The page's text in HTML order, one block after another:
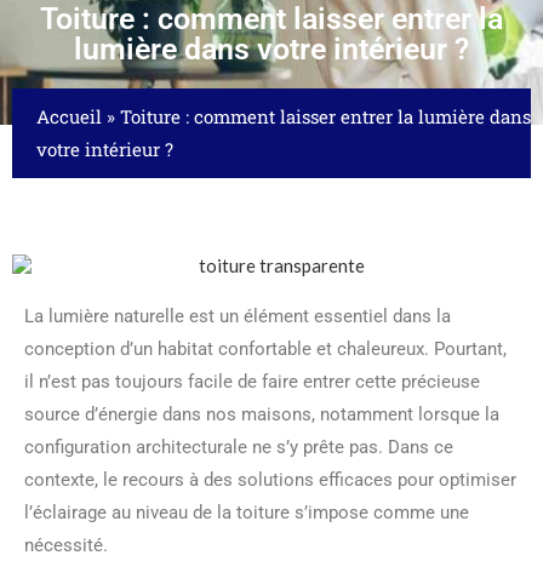
Toiture : comment laisser entrer la
lumière dans votre intérieur ?
Accueil » Toiture : comment laisser entrer la lumière dans
votre intérieur ?
La lumière naturelle est un élément essentiel dans la
conception d’un habitat confortable et chaleureux. Pourtant,
il n’est pas toujours facile de faire entrer cette précieuse
source d’énergie dans nos maisons, notamment lorsque la
configuration architecturale ne s’y prête pas. Dans ce
contexte, le recours à des solutions efficaces pour optimiser
l’éclairage au niveau de la toiture s’impose comme une
nécessité.